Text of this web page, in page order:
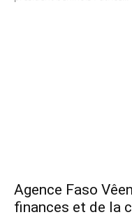
Agence Faso
finances et de la